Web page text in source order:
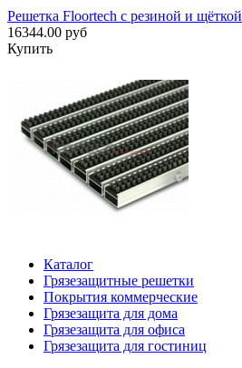
Решетка Floortech с резиной и щёткой
16344.00 руб
Купить
Каталог
Грязезащитные решетки
Покрытия коммерческие
Грязезащита для дома
Грязезащита для офиса
Грязезащита для гостиниц